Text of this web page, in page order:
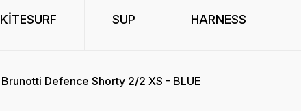
KİTESURF SUP HARNESS
Brunotti Defence Shorty 2/2 XS - BLUE